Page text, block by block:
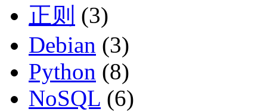
正则 (3)
Debian (3)
Python (8)
NoSQL (6)